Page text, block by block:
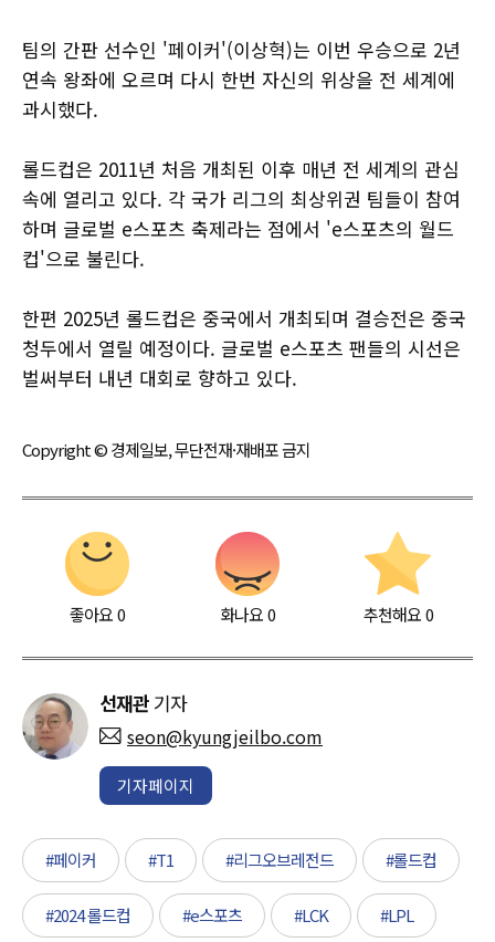
팀의 간판 선수인 '페이커'(이상혁)는 이번 우승으로 2년
연속 왕좌에 오르며 다시 한번 자신의 위상을 전 세계에
과시했다.
롤드컵은 2011년 처음 개최된 이후 매년 전 세계의 관심
속에 열리고 있다. 각 국가 리그의 최상위권 팀들이 참여
하며 글로벌 e스포츠 축제라는 점에서 'e스포츠의 월드
컵'으로 불린다.
한편 2025년 롤드컵은 중국에서 개최되며 결승전은 중국
청두에서 열릴 예정이다. 글로벌 e스포츠 팬들의 시선은
벌써부터 내년 대회로 향하고 있다.
Copyright © 경제일보, 무단전재·재배포 금지
좋아요0 화나요0 추천해요 0
선재관 기자
seon@kyungjeilbo.com
기자페이지
#페이커 #T1 #리그오브레전드 #롤드컵
#2024 롤드컵 #e스포츠 #LCK #LPL